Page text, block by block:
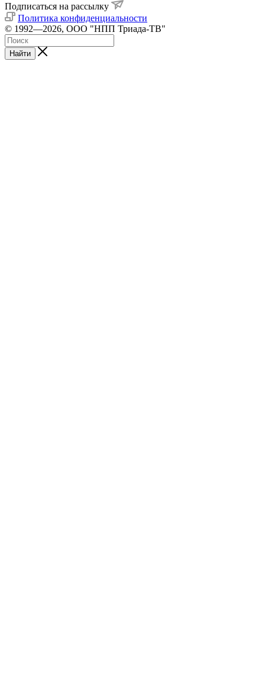
Подписаться на рассылку
Политика конфиденциальности
© 1992—2026, ООО "НПП Триада-ТВ"
Найти